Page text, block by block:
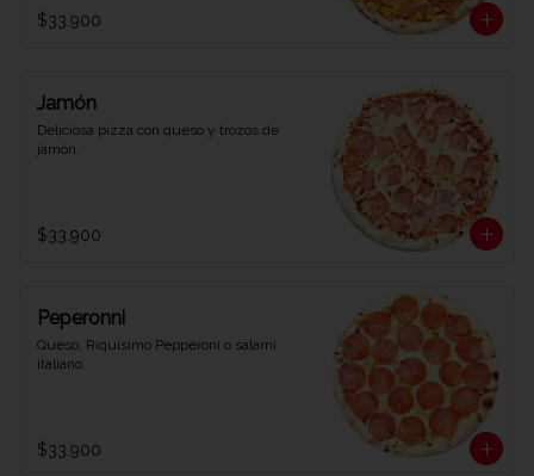
$33.900
Jamón
Deliciosa pizza con queso y trozos de
jamón.
$33.900
Peperonni
Queso, Riquísimo Pepperoni o salami
italiano.
$33.900